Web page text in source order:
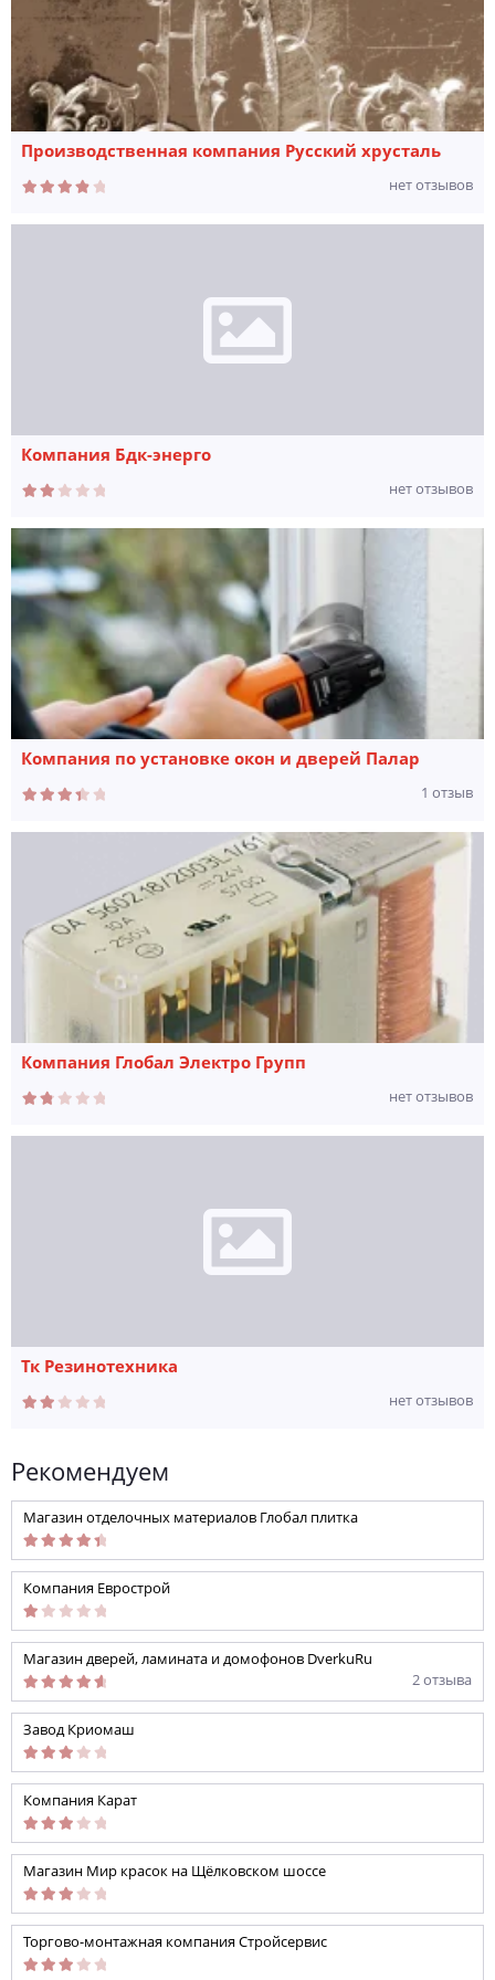
Производственная компания Русский хрусталь
нет отзывов
Компания Бдк-энерго
нет отзывов
Компания по установке окон и дверей Палар
1 отзыв
Компания Глобал Электро Групп
нет отзывов
Тк Резинотехника
нет отзывов
Рекомендуем
Магазин отделочных материалов Глобал плитка
Компания Еврострой
Магазин дверей, ламината и домофонов DverkuRu
2 отзыва
Завод Криомаш
Компания Карат
Магазин Мир красок на Щёлковском шоссе
Торгово-монтажная компания Стройсервис